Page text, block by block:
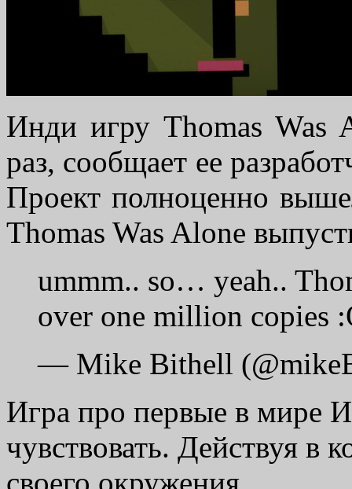
Инди игру Thomas Was
раз, сообщает ее
Проект полноценно
Thomas Was Alone
ummm.. so… yeah..
over one million copies
— Mike Bithell
Игра про первые в мире
чувствовать. Действуя в